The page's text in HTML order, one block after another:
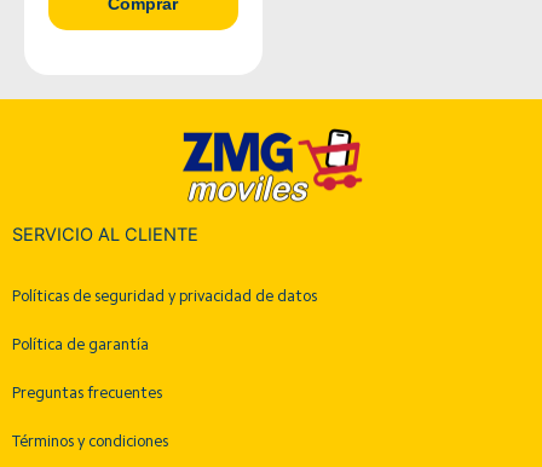
SERVICIO AL CLIENTE
Políticas de seguridad y privacidad de datos
Política de garantía
Preguntas frecuentes
Términos y condiciones